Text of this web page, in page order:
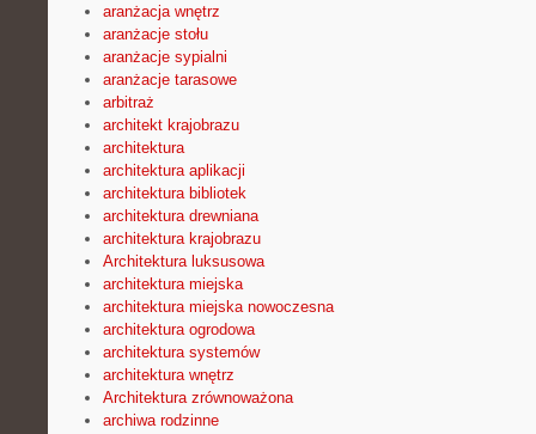
aranżacja wnętrz
aranżacje stołu
aranżacje sypialni
aranżacje tarasowe
arbitraż
architekt krajobrazu
architektura
architektura aplikacji
architektura bibliotek
architektura drewniana
architektura krajobrazu
Architektura luksusowa
architektura miejska
architektura miejska nowoczesna
architektura ogrodowa
architektura systemów
architektura wnętrz
Architektura zrównoważona
archiwa rodzinne